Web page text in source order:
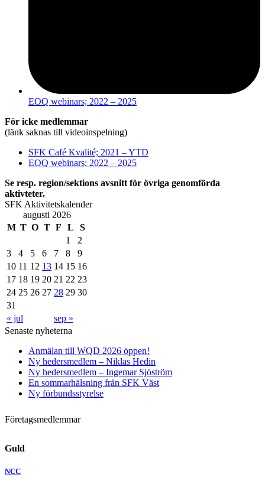
EOQ webinars; 2022 – 2025
För icke medlemmar
(länk saknas till videoinspelning)
SFK Café Kvalité; 2021 – YTD
EOQ webinars; 2022 – 2025
Se resp. region/sektions avsnitt för övriga genomförda
aktivteter.
SFK Aktivitetskalender
augusti 2026
M T O T F L
S
1
2
3
4 5 6 7 8
9
10 11 12 13 14 15 16
17 18 19 20 21 22 23
24 25 26 27 28 29 30
31
« jul
sep »
Senaste nyheterna
Anmälan till WQD 2026 öppen!
Ny hedersmedlem – Niklas Hedin
Ny hedersmedlem – Ingemar Sjöström
En sommarhälsning från SFK Väst
Ny förbundsstyrelse
Företagsmedlemmar
Guld
NCC